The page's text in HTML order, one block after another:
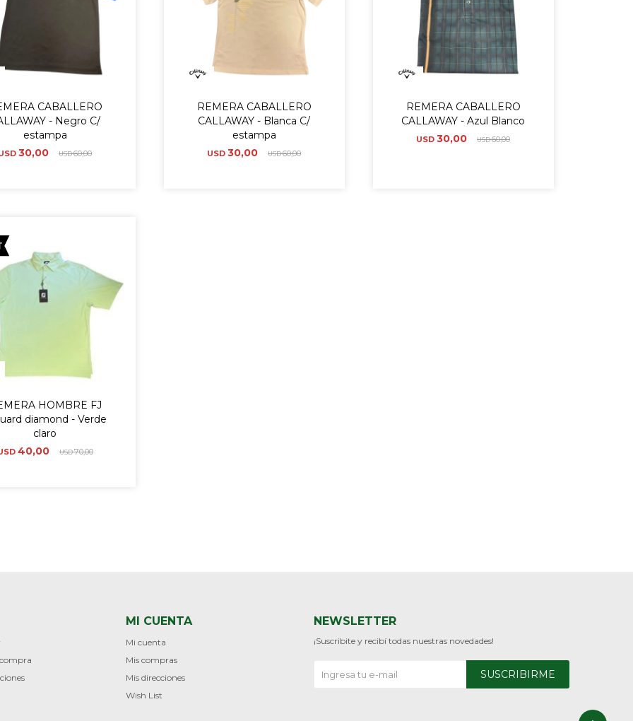
CABALLERO
- Negro C/
estampa
30,00 USD60,00
REMERA CABALLERO
CALLAWAY - Blanca C/
estampa
USD 30,00 USD60,00
REMERA CABALLERO
CALLAWAY - Azul Blanco
USD 30,00 USD60,00
HOMBRE FJ
diamond - Verde
claro
40,00 USD70,00
MI CUENTA
Mi cuenta
Mis compras
Mis direcciones
Wish List
NEWSLETTER
¡Suscribite y recibí todas nuestras novedades!
SUSCRIBIRME